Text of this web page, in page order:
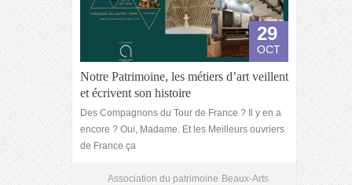
29
OCT
Notre Patrimoine, les métiers d’art veillent
et écrivent son histoire
Des Compagnons du Tour de France ? Il y en a
encore ? Oui, Madame. Et les Meilleurs ouvriers
de France ça
Association du patrimoine Beaux-Arts